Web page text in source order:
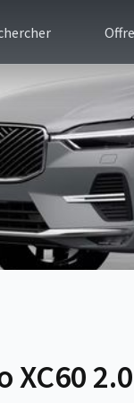
XC60